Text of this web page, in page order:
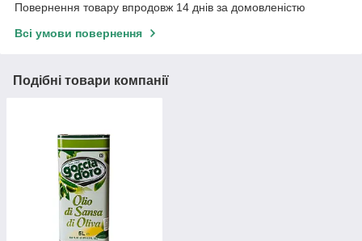
Повернення товару впродовж 14 днів за домовленістю
Всі умови повернення
Подібні товари компанії